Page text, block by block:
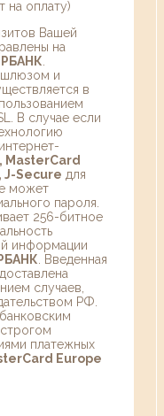
на оплату)
Вашей
на
и
в
В случае если
MasterCard
J-Secure для
может
пароля.
256-битное
информации
. Введенная
случаев,
РФ.
платежных
Europe